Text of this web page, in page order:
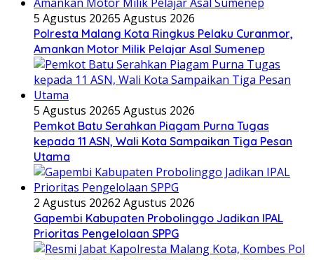
5 Agustus 20265 Agustus 2026
Polresta Malang Kota Ringkus Pelaku Curanmor,
Amankan Motor Milik Pelajar Asal Sumenep
5 Agustus 20265 Agustus 2026
Pemkot Batu Serahkan Piagam Purna Tugas
kepada 11 ASN, Wali Kota Sampaikan Tiga Pesan
Utama
2 Agustus 20262 Agustus 2026
Gapembi Kabupaten Probolinggo Jadikan IPAL
Prioritas Pengelolaan SPPG